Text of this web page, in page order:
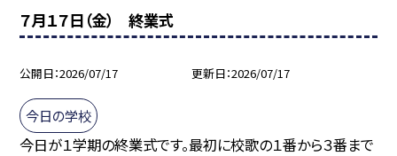
７月１７日（金） 終業式
公開日 2026/07/17 更新日 2026/07/17
今日の学校
今日が１学期の終業式です。最初に校歌の１番から３番まで